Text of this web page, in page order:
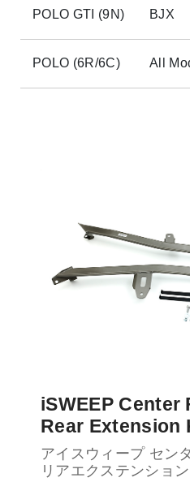
POLO GTI (9N) BJX
POLO (6R/6C) All
iSWEEP Center
Rear Extension
アイスウィープ セン
リアエクステンショ